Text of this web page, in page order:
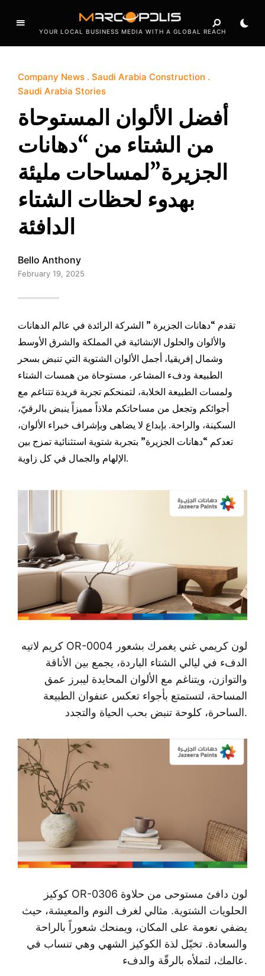
YOUR LOCAL BUSINESS MEDIA WITH A GLOBAL REACH
Company News
Saudi Arabia Construction
Saudi Arabia Stories
أفضل الألوان المستوحاة
من الشتاء من “دهانات
الجزيرة”لمساحات مليئة
بهدوء لحظات الشتاء
الدافئة
Bello Anthony
February 19, 2025
تقدم “دهانات الجزيرة ” الشركة الرائدة في عالم الدهانات
والألوان والحلول الإنشائية في المملكة والشرق الأوسط
وشمال إفريقيا، أجمل الألوان الشتوية التي تنبض بسحر
الطبيعة ودفء المشاعر، مستوحاة من همسات الشتاء
ولمسات الطبيعة الخلابة، لتمنحكم تجربة فريدة تتناغم مع
أجوائكم وتجعل من مساحاتكم ملاذاً مميزاً ينبض بالرقيّ،
السكينة، والراحة. بإبداع لا يضاهى وبإشراف خبراء الألوان،
تعدكم “دهانات الجزيرة” بتجربة شتوية استثنائية تمزج بين
الإلهام والجمال في كل زاوية.
كريم لاتيه OR-0004 لون كريمي غني يغمرك بشعور
الدفء في ليالي الشتاء الباردة، يجمع بين الأناقة
والتوازن، ويتناغم مع الألوان المحايدة ليبرز عمق
المساحة، لتستمتع بأجواء تعكس عنفوان الطبيعة
الساحرة، كلوحة تنبض بحب الحياة والتجدد.
كوكيز OR-0306 لون دافئ مستوحى من حلاوة
الحلويات الشتوية. مثالي لغرف النوم والمعيشة، حيث
يضفي نعومة على المكان، ويمنحك شعوراً بالراحة
والسعادة. تخيّل لذة الكوكيز الشهي وهي تنساب في
عالمك، لتملأه بالرقّة والدفء.